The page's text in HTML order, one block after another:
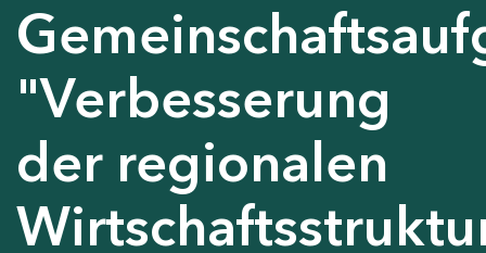
"Verbesserung
der regionalen